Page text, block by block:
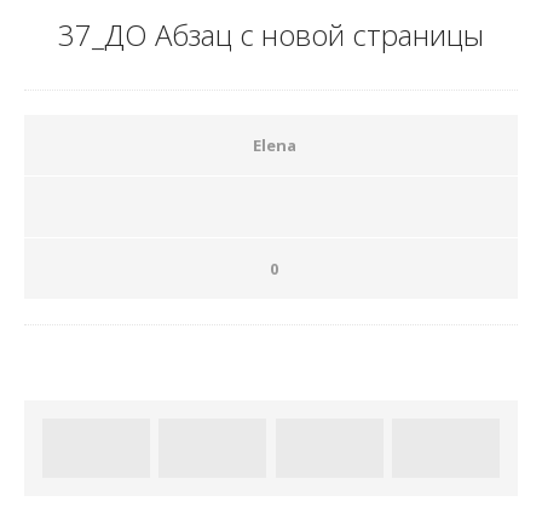
37_ДО Абзац с новой страницы
Elena
0